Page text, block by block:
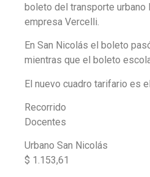
boleto del transporte urbano
empresa Vercelli.
En San Nicolás el boleto
mientras que el boleto
El nuevo cuadro tarifario es
Recorrido
Docentes
Urbano San
$ 1.153,61